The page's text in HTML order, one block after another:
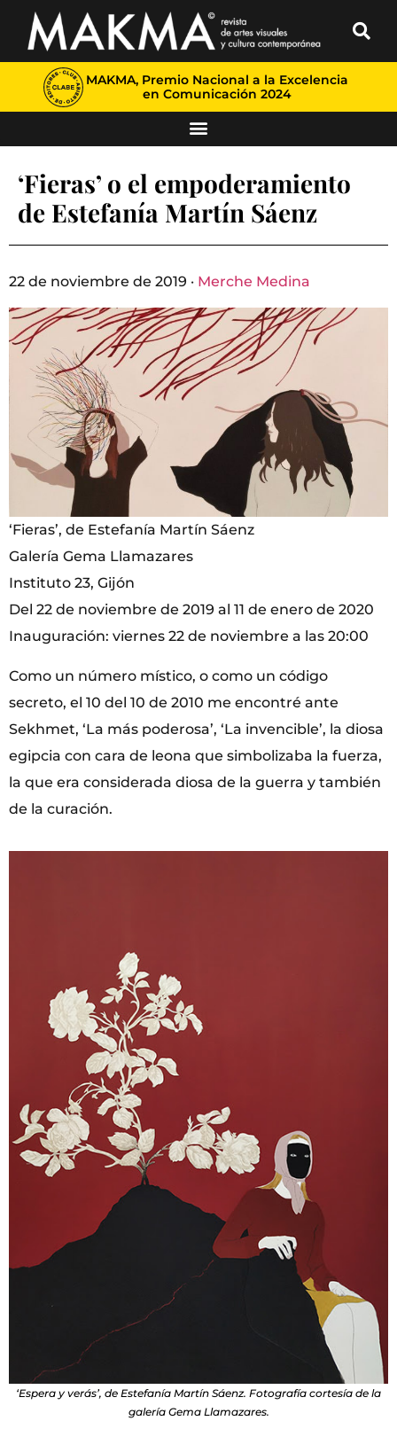
MAKMA, Premio Nacional a la Excelencia
en Comunicación 2024
‘Fieras’ o el empoderamiento
de Estefanía Martín Sáenz
22 de noviembre de 2019 · Merche Medina
‘Fieras’, de Estefanía Martín Sáenz
Galería Gema Llamazares
Instituto 23, Gijón
Del 22 de noviembre de 2019 al 11 de enero de 2020
Inauguración: viernes 22 de noviembre a las 20:00
Como un número místico, o como un código
secreto, el 10 del 10 de 2010 me encontré ante
Sekhmet, ‘La más poderosa’, ‘La invencible’, la diosa
egipcia con cara de leona que simbolizaba la fuerza,
la que era considerada diosa de la guerra y también
de la curación.
‘Espera y verás’, de Estefanía Martín Sáenz. Fotografía cortesía de la
galería Gema Llamazares.